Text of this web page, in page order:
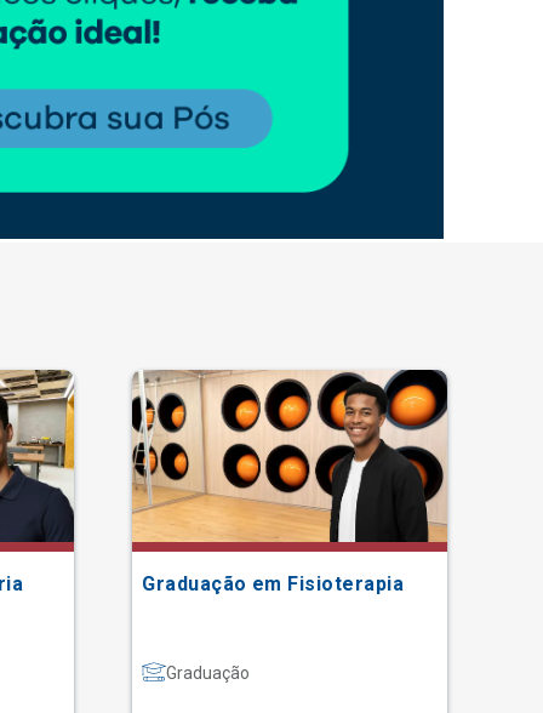
Graduação em Fisioterapia
Graduação